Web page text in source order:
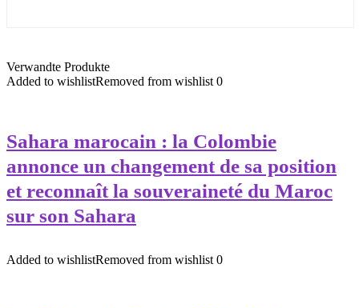
Verwandte Produkte
Added to wishlistRemoved from wishlist 0
Sahara marocain : la Colombie
annonce un changement de sa position
et reconnaît la souveraineté du Maroc
sur son Sahara
Added to wishlistRemoved from wishlist 0